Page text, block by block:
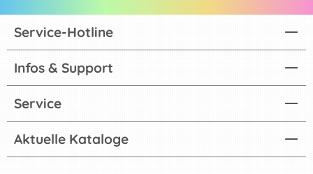
Aktuelle Kataloge
Service-Hotline
Infos & Support
Service